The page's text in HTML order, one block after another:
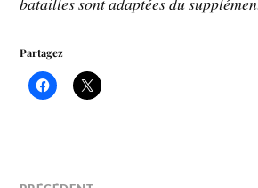
Partagez